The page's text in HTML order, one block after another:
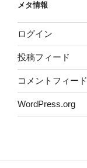
ー
メタ情報
ログイン
投稿フィード
コメントフィード
WordPress.org